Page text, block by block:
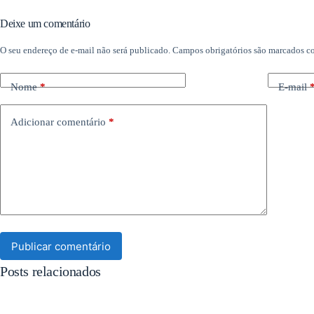
Deixe um comentário
O seu endereço de e-mail não será publicado. Campos obrigatórios são marcados
Nome* E-mail
Adicionar comentário *
Publicar comentário
Posts relacionados